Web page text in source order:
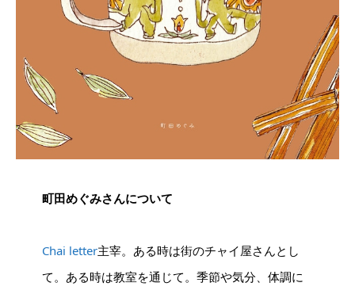
町田めぐみさんについて
Chai letter主宰。ある時は街のチャイ屋さんとし
て。ある時は教室を通じて。季節や気分、体調に